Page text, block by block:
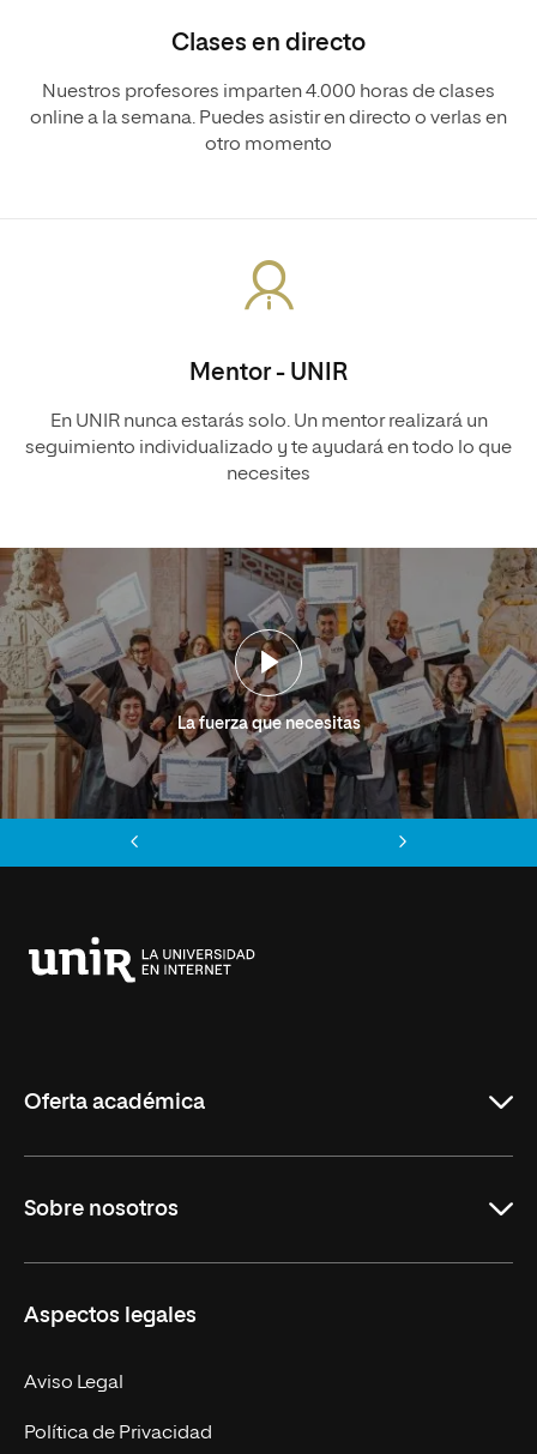
Clases en directo
Nuestros profesores imparten 4.000 horas de clases
online a la semana. Puedes asistir en directo o verlas en
otro momento
Mentor - UNIR
En UNIR nunca estarás solo. Un mentor realizará un
seguimiento individualizado y te ayudará en todo lo que
necesites
La fuerza que necesitas
Oferta académica
Másteres Oficiales
Doctorados
Experto Universitario
Postgrados
Sobre nosotros
Facultades
Nuestro Equipo
Trabaja en UNIR
Aspectos legales
Aviso Legal
Política de Privacidad